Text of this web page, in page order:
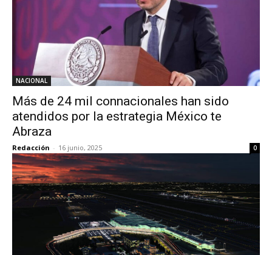
NACIONAL
Más de 24 mil connacionales han sido
atendidos por la estrategia México te
Abraza
Redacción - 16 junio, 2025 0